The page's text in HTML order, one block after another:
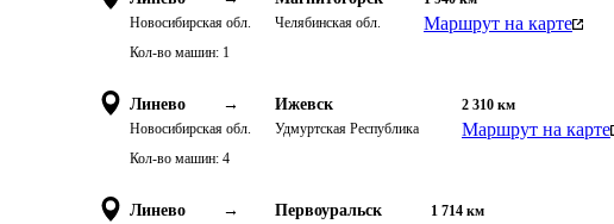
Новосибирская обл. Челябинская обл. Маршрут на карте
Кол-во машин: 1
Линево →
Новосибирская обл.
Ижевск
Удмуртская Республика
2 310 км
Маршрут на карте
Кол-во машин: 4
Линево → Первоуральск 1 714 км